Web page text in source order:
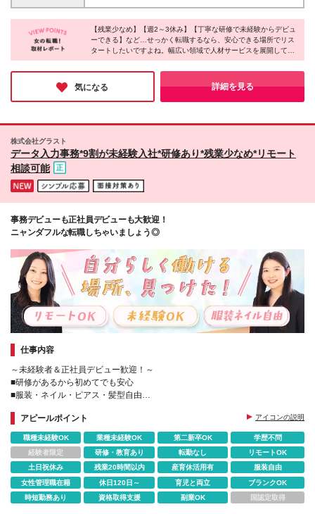
100％支給
川】 横浜 【愛知】 名古屋、上前津、伏見、久屋大
通、栄 【大阪】 梅田、淀屋橋・肥後橋、福島、江坂
【福岡】 博多、祇園、東比恵、中洲川端、天神、赤
坂 【北海道・東北】 札幌 ≪本社≫ 東京都新宿区新宿
3-1-24 京王新宿三丁目ビル3階 ※この求人は無期雇用
派遣となります 勤務地は取引先オフィスですが、当
社の社員としての雇用となり、 給与や福利厚生など
の制度は当社の規定が適用されます。 そのため、長
【残業少なめ】【週2～3休み】【丁寧な研修で未経験からデビュ
ーできる】など…せっかく転職するなら、安心できる場所でリス
タートしたいですよね。幅広い領域で人材サービスを展開してい
る同社では、充実した休日休暇や残業時間の削減によって働きや
すい環境を作っているのだとか！東証プライム上場企業グループ
としての安定性も同社の魅力。新たな一歩を踏み出す場所にぴっ
たりではないでしょうか。
気になる 詳細を見る
株式会社グラスト
データ入力事務*9割が未経験入社*研修あり*残業少なめ*リモート
相談可能
事務デビューも正社員デビューも大歓迎！
ニャンダフルな転職しちゃいましょう◎
仕事内容
～未経験者＆正社員デビュー歓迎！～
■研修があるから初めてでも安心
■服装・ネイル・ピアス・髪型自由
アピールポイント
アイコンの説明
職種未経験OK 業種未経験OK 第二新卒OK
学歴不問
経験者限定
研修・教育あり 転勤なし
リモートOK
土日祝休み
残業20時間以内 産育休活用有
服装自由
女性管理職在籍
休日120日～ 育児と両立
ブランクOK
時短勤務あり
資格取得支援 副業OK 国認定取得